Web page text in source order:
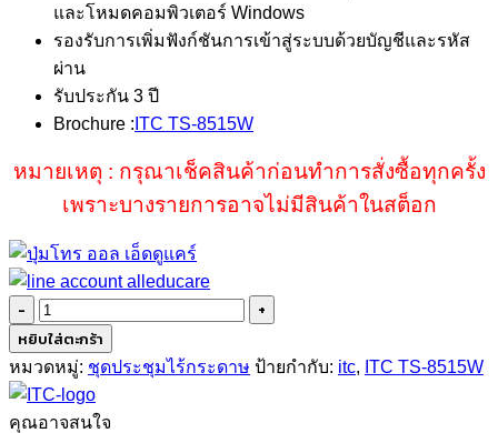
และโหมดคอมพิวเตอร์ Windows
รองรับการเพิ่มฟังก์ชันการเข้าสู่ระบบด้วยบัญชีและรหัส
ผ่าน
รับประกัน 3 ปี
Brochure : ITC TS-8515W
หมายเหตุ : กรุณาเช็คสินค้าก่อนทำการสั่งซื้อทุกครั้ง
เพราะบางรายการอาจไม่มีสินค้าในสต็อก
จำนวน
ITC
TS-
8515W
ชิ้น
หยิบใส่ตะกร้า
หมวดหมู่: ชุดประชุมไร้กระดาษ ป้ายกำกับ: itc, ITC TS-8515W
คุณอาจสนใจ